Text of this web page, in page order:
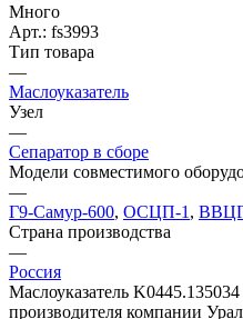
Много
Арт.: fs3993
Тип товара
—
Маслоуказатель
Узел
—
Сепаратор в сборе
Модели совместимого
—
Г9-Самур-600, ОСЦП-1 ,
Страна производства
—
Россия
Маслоуказатель K0445.135034
производителя компании